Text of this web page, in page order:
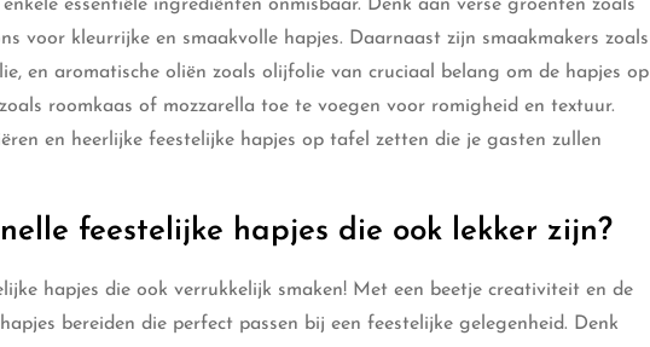
essentiële ingrediënten onmisbaar. Denk aan verse groenten zoals
voor kleurrijke en smaakvolle hapjes. Daarnaast zijn smaakmakers zoals
en aromatische oliën zoals olijfolie van cruciaal belang om de hapjes op
roomkaas of mozzarella toe te voegen voor romigheid en textuur.
en heerlijke feestelijke hapjes op tafel zetten die je gasten zullen
feestelijke hapjes die ook lekker zijn?
hapjes die ook verrukkelijk smaken! Met een beetje creativiteit en de
bereiden die perfect passen bij een feestelijke gelegenheid. Denk